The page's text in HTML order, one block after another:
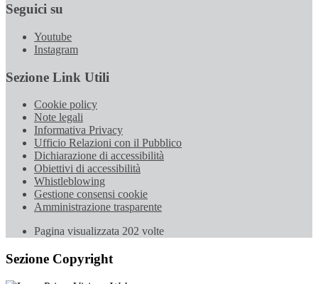
Seguici su
Youtube
Instagram
Sezione Link Utili
Cookie policy
Note legali
Informativa Privacy
Ufficio Relazioni con il Pubblico
Dichiarazione di accessibilità
Obiettivi di accessibilità
Whistleblowing
Gestione consensi cookie
Amministrazione trasparente
Pagina visualizzata 202 volte
Sezione Copyright